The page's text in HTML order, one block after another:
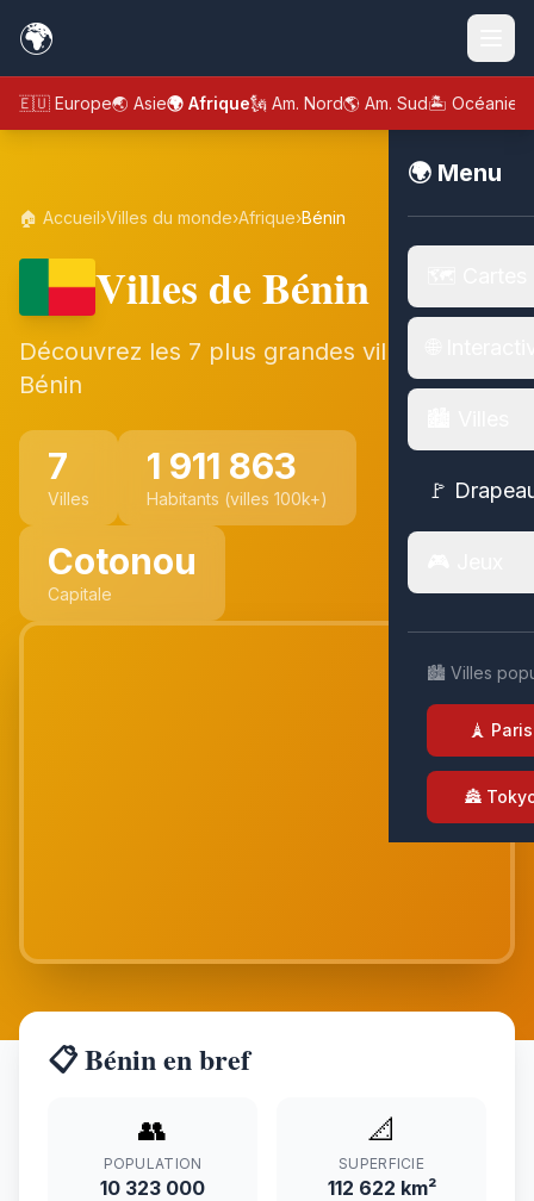
🌍
🇪🇺 Europe🌏 Asie🌍 Afrique🗽 Am. Nord🌎 Am. Sud🏝️ Océanie
🌍 Menu
🚩
🏙️ Villes
🗼 Paris
🏯
🏠 Accueil›Villes du monde›Afrique›Bénin
Villes de Bénin
Découvrez les 7 plus grandes villes de
Bénin
7
Villes
1 911 863
Habitants (villes 100k+)
Cotonou
Capitale
📋 Bénin en bref
👥
POPULATION
10 323 000
📐
SUPERFICIE
112 622 km²